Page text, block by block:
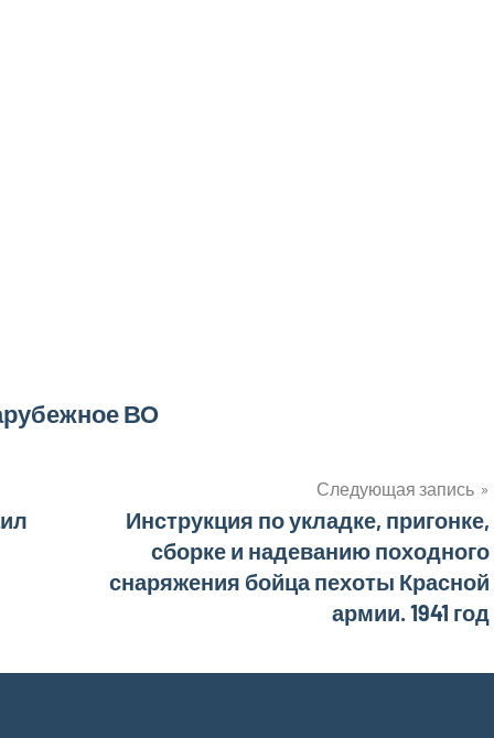
ВО
Следующая запись
Инструкция по укладке, пригонке,
сборке и надеванию походного
снаряжения бойца пехоты Красной
армии. 1941 год